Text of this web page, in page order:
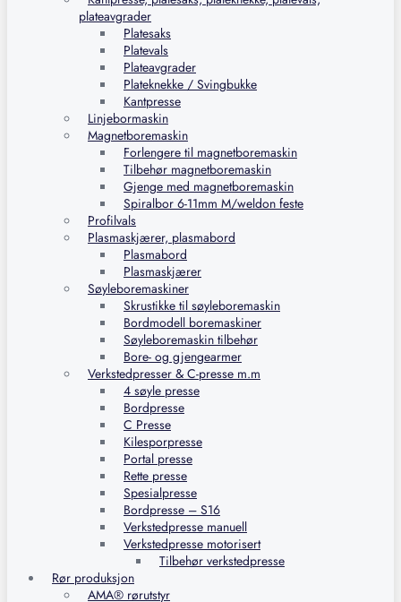
plateavgrader
Platesaks
Platevals
Plateavgrader
Plateknekke / Svingbukke
Kantpresse
Linjebormaskin
Magnetboremaskin
Forlengere til magnetboremaskin
Tilbehør magnetboremaskin
Gjenge med magnetboremaskin
Spiralbor 6-11mm M/weldon feste
Profilvals
Plasmaskjærer, plasmabord
Plasmabord
Plasmaskjærer
Søyleboremaskiner
Skrustikke til søyleboremaskin
Bordmodell boremaskiner
Søyleboremaskin tilbehør
Bore- og gjengearmer
Verkstedpresser & C-presse m.m
4 søyle presse
Bordpresse
C Presse
Kilesporpresse
Portal presse
Rette presse
Spesialpresse
Bordpresse – S16
Verkstedpresse manuell
Verkstedpresse motorisert
Tilbehør verkstedpresse
Rør produksjon
AMA® rørutstyr